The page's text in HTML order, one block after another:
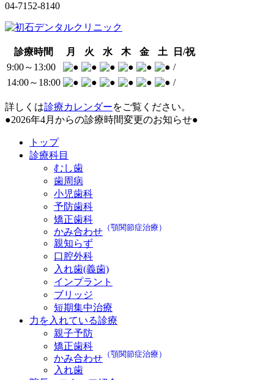
04-7152-8140
診療時間 月 火 水 木 金 土
日/祝
9:00～13:00
/
14:00～ 18:00 /
詳しくは診療カレンダーをご覧ください。
●2026年4月からの診療時間変更のお知らせ●
トップ
診療科目
むし歯
歯周病
小児歯科
予防歯科
矯正歯科
かみ合わせ （顎関節症治療）
親知らず
口腔外科
入れ歯(義歯)
インプラント
ブリッジ
短期集中治療
力を入れている診療
親子予防
矯正歯科
かみ合わせ （顎関節症治療）
入れ歯